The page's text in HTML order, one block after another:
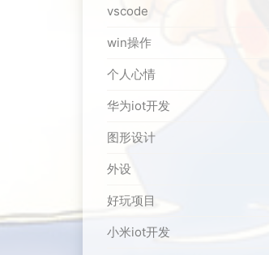
vscode
win操作
个人心情
华为iot开发
图形设计
外设
好玩项目
小米iot开发